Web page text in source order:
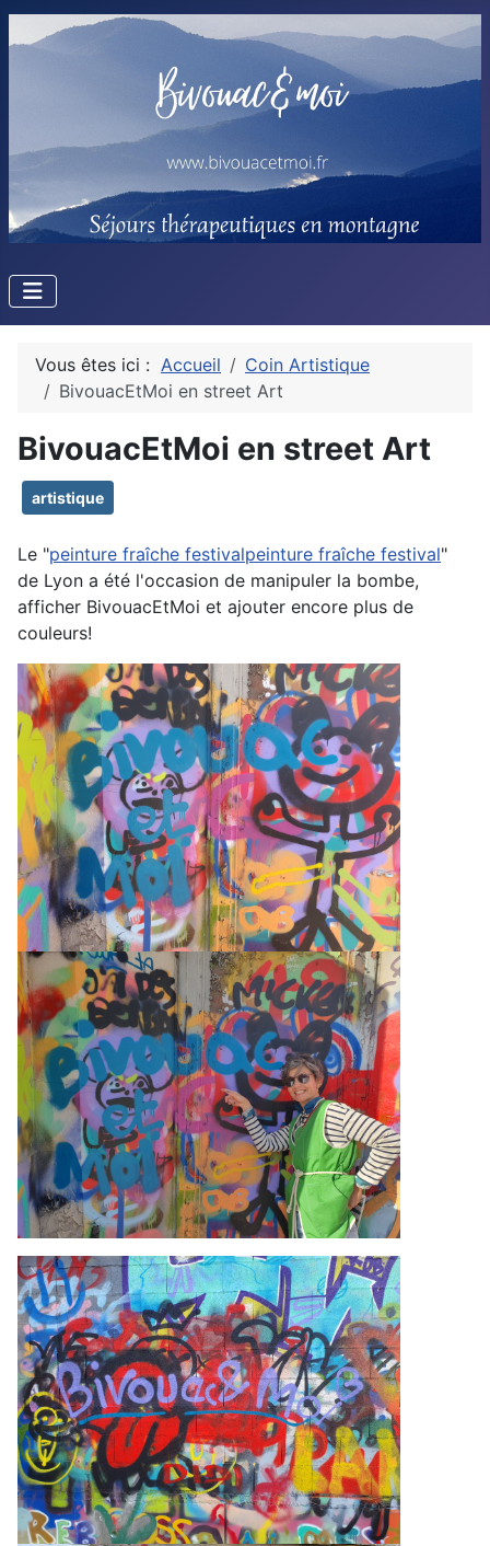
Vous êtes ici : Accueil
Coin Artistique
BivouacEtMoi en street Art
BivouacEtMoi en street Art
artistique
Le "peinture fraîche festivalpeinture fraîche festival"
de Lyon a été l'occasion de manipuler la bombe,
afficher BivouacEtMoi et ajouter encore plus de
couleurs!